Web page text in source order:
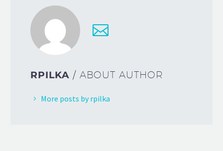
RPILKA / ABOUT AUTHOR
More posts by rpilka